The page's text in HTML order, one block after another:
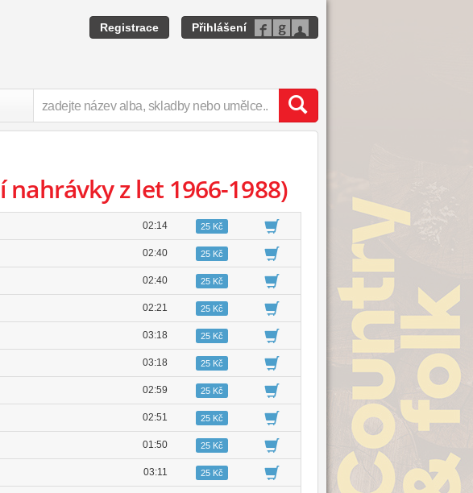
Registrace Přihlášení
z let 1966-1988)
02:14 25 Kč
02:40 25 Kč
02:40 25 Kč
02:21 25 Kč
03:18 25 Kč
03:18 25 Kč
02:59 25 Kč
02:51 25 Kč
01:50 25 Kč
03:11 25 Kč